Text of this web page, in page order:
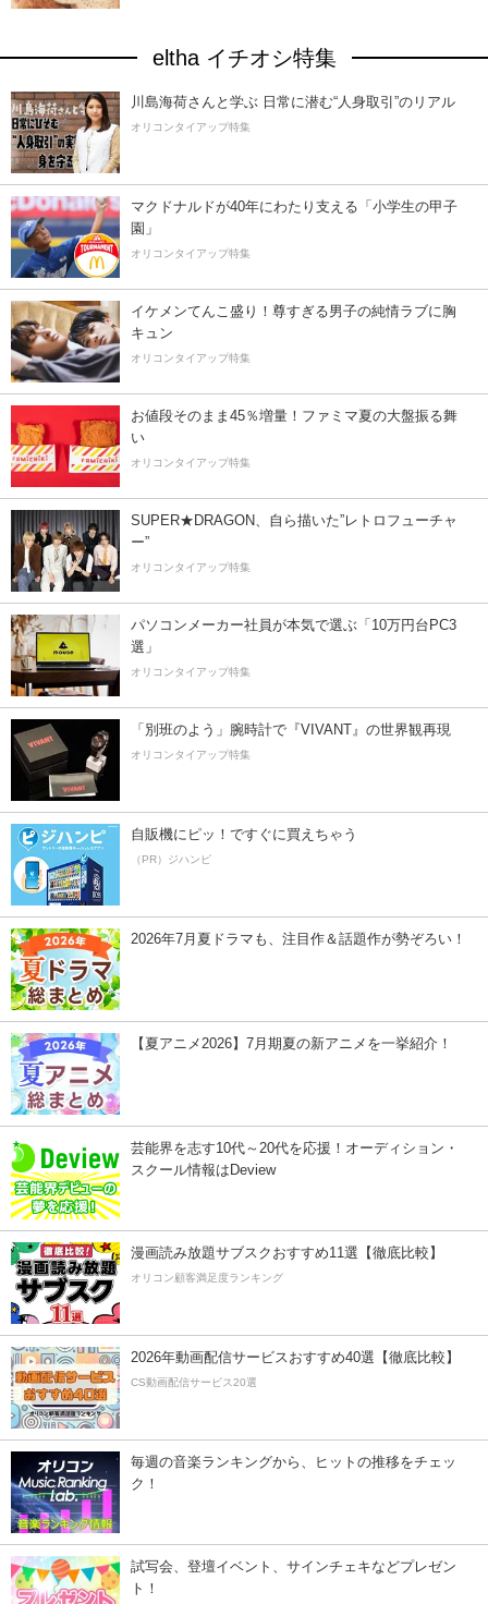
eltha イチオシ特集
川島海荷さんと学ぶ 日常に潜む“人身取引”のリアル
オリコンタイアップ特集
マクドナルドが40年にわたり支える「小学生の甲子
園」
オリコンタイアップ特集
イケメンてんこ盛り！尊すぎる男子の純情ラブに胸
キュン
オリコンタイアップ特集
お値段そのまま45％増量！ファミマ夏の大盤振る舞
い
オリコンタイアップ特集
SUPER★DRAGON、自ら描いた”レトロフューチャ
ー”
オリコンタイアップ特集
パソコンメーカー社員が本気で選ぶ「10万円台PC3
選」
オリコンタイアップ特集
「別班のよう」腕時計で『VIVANT』の世界観再現
オリコンタイアップ特集
自販機にピッ！ですぐに買えちゃう
（PR）ジハンピ
2026年7月夏ドラマも、注目作＆話題作が勢ぞろい！
【夏アニメ2026】7月期夏の新アニメを一挙紹介！
芸能界を志す10代～20代を応援！オーディション・
スクール情報はDeview
漫画読み放題サブスクおすすめ11選【徹底比較】
オリコン顧客満足度ランキング
2026年動画配信サービスおすすめ40選【徹底比較】
CS動画配信サービス20選
毎週の音楽ランキングから、ヒットの推移をチェッ
ク！
試写会、登壇イベント、サインチェキなどプレゼン
ト！